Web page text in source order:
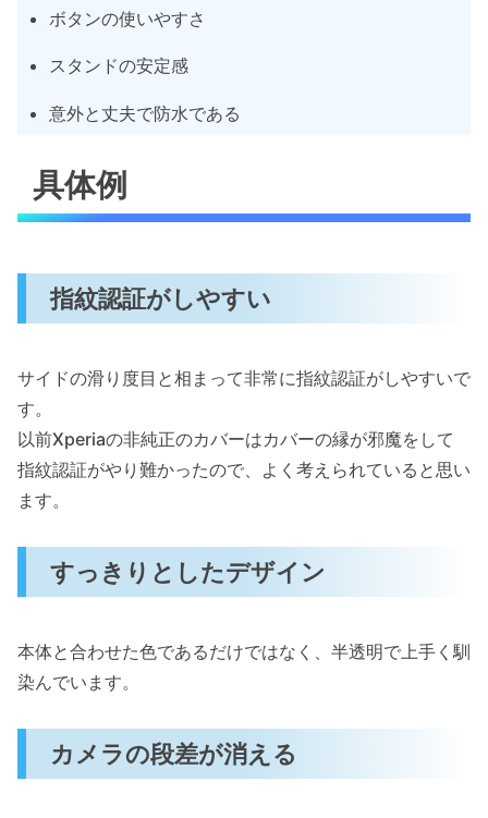
ボタンの使いやすさ
スタンドの安定感
意外と丈夫で防水である
具体例
指紋認証がしやすい
サイドの滑り度目と相まって非常に指紋認証がしやすいで
す。
以前Xperiaの非純正のカバーはカバーの縁が邪魔をして
指紋認証がやり難かったので、よく考えられていると思い
ます。
すっきりとしたデザイン
本体と合わせた色であるだけではなく、半透明で上手く馴
染んでいます。
カメラの段差が消える